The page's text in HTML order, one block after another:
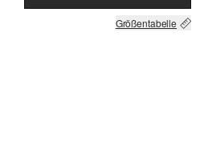
Größentabelle